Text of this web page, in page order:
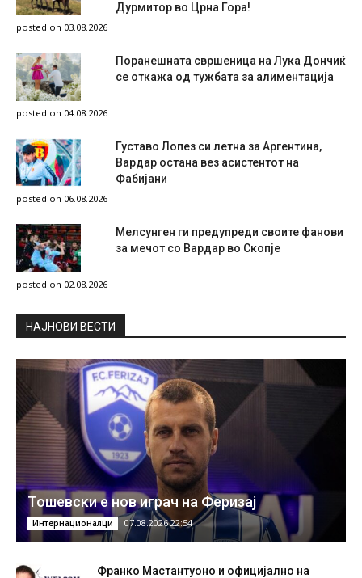
Дурмитор во Црна Гора!
posted on 03.08.2026
Поранешната свршеница на Лука Дончиќ
се откажа од тужбата за алиментација
posted on 04.08.2026
Густаво Лопез си летна за Аргентина,
Вардар остана вез асистентот на
Фабијани
posted on 06.08.2026
Мелсунген ги предупреди своите фанови
за мечот со Вардар во Скопје
posted on 02.08.2026
НAЈНОВИ ВЕСТИ
Тошевски е нов играч на Феризај
Интернационалци 07.08.2026 22:54
Франко Мастантуоно и официјално на